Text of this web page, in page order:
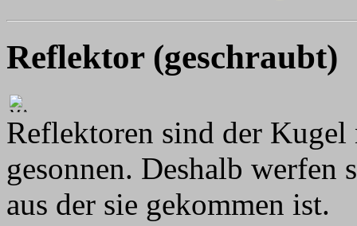
Reflektor (geschraubt)
Reflektoren sind der
gesonnen. Deshalb
aus der sie gekommen ist.